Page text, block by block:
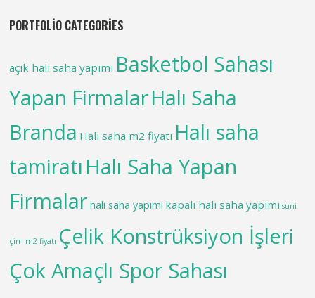
PORTFOLIO CATEGORIES
açık halı saha yapımı Basketbol Sahası
Yapan FirmalarHalı Saha
Branda Halı saha m2 fiyatı Halı saha
tamiratı Halı Saha Yapan
Firmalar halı saha yapımı kapalı halı saha yapımı suni
çim m2 fiyatı Çelik Konstrüksiyon İşleri
Çok Amaçlı Spor Sahası